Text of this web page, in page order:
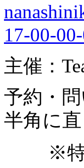
17-00-
主催：
予約・問
半角に
※